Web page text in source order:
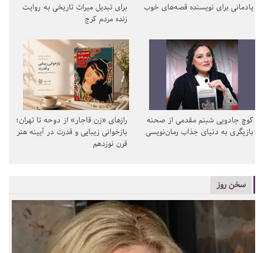
یادمانی برای نویسنده قصه‌های خوب
برای تبدیل میراث تاریخی به روایت
زنده مردم کرج
کوچ جادویی شبنم مقدمی از صحنه
بازیگری به دنیای جذاب رمان‌نویسی
رازهای «زن قاجار» از دوحه تا تهران؛
بازخوانی زیبایی و قدرت در آیینه هنر
قرن نوزدهم
سخن روز